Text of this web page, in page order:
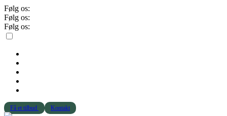
Følg os:
Følg os:
Følg os:
Få et tilbud Kontakt